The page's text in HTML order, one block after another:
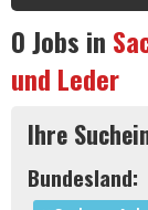
0Jobs in
und Leder
Ihre
Bundesland: